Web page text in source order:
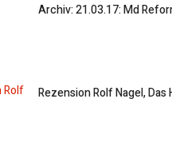
Archiv: 21.03.17: Md
Rezension Rolf Nagel, Das